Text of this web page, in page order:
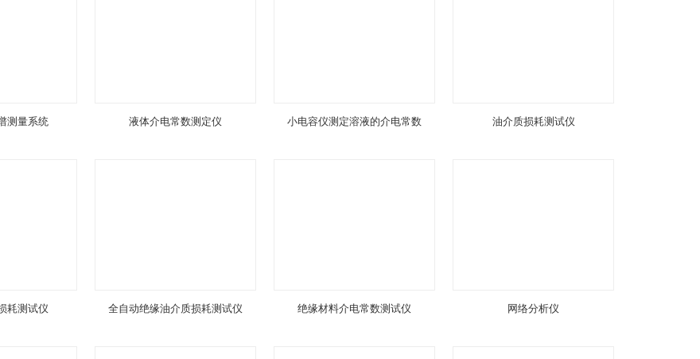
测量系统 液体介电常数测定仪 小电容仪测定溶液的介电常数 油介质损耗测试仪
耗测试仪 全自动绝缘油介质损耗测试仪 绝缘材料介电常数测试仪 网络分析仪